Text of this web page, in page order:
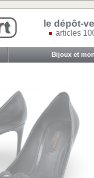
le dépôt-
articles
Bijoux et